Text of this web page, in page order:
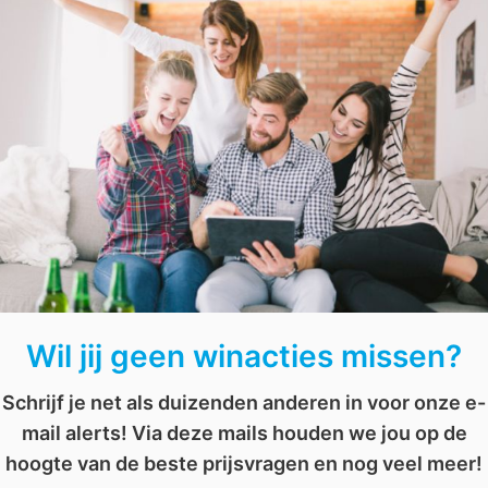
Wil jij je lichaam verwennen en deze producten winnen?
of Love gesitueerd?”.
premium, the pursuit of love
Wil jij geen winacties missen?
Schrijf je net als duizenden anderen in voor onze e-
mail alerts! Via deze mails houden we jou op de
hoogte van de beste prijsvragen en nog veel meer!